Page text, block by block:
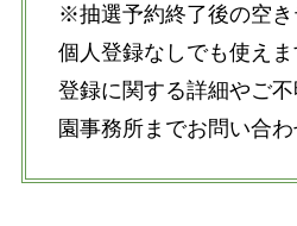
※抽選予約終了後の空き
個人登録なしでも使えま
登録に関する詳細やご
園事務所までお問い合わ